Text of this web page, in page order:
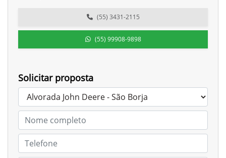
(55) 3431-2115
(55) 99908-9898
Solicitar proposta